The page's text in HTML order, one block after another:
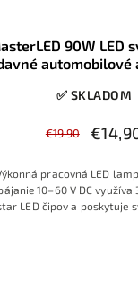
90W LED
automobilové
✅ SKLADOM
€19,90
pracovná LED
10–60 V DC
LED čipov a poskytuje